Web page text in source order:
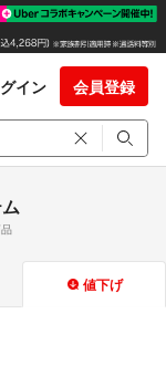
イン 会員登録
値下げ